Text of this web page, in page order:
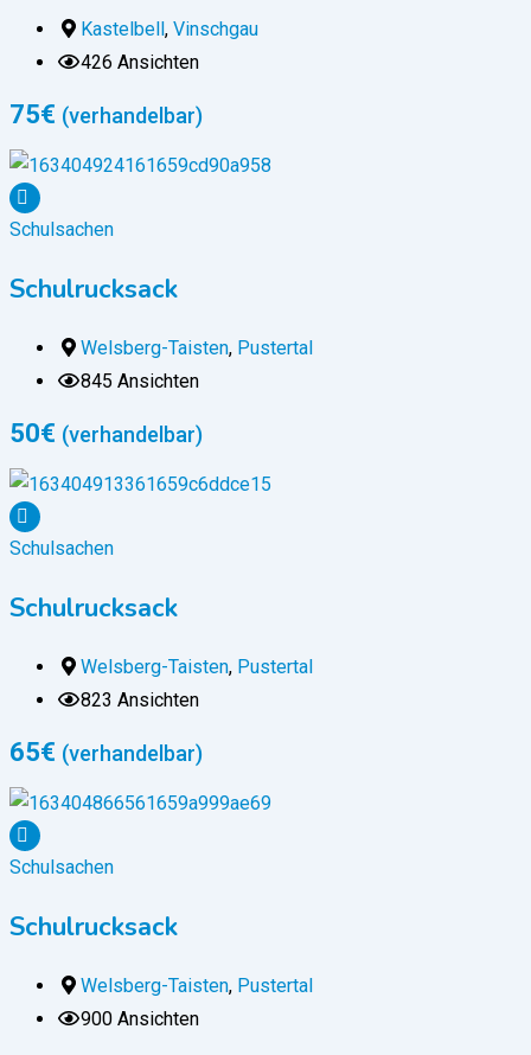
Kastelbell , Vinschgau
426 Ansichten
75€ (verhandelbar)
Schulsachen
Schulrucksack
Welsberg-Taisten, Pustertal
845 Ansichten
50€ (verhandelbar)
Schulsachen
Schulrucksack
Welsberg-Taisten, Pustertal
823 Ansichten
65€ (verhandelbar)
Schulsachen
Schulrucksack
Welsberg-Taisten, Pustertal
900 Ansichten